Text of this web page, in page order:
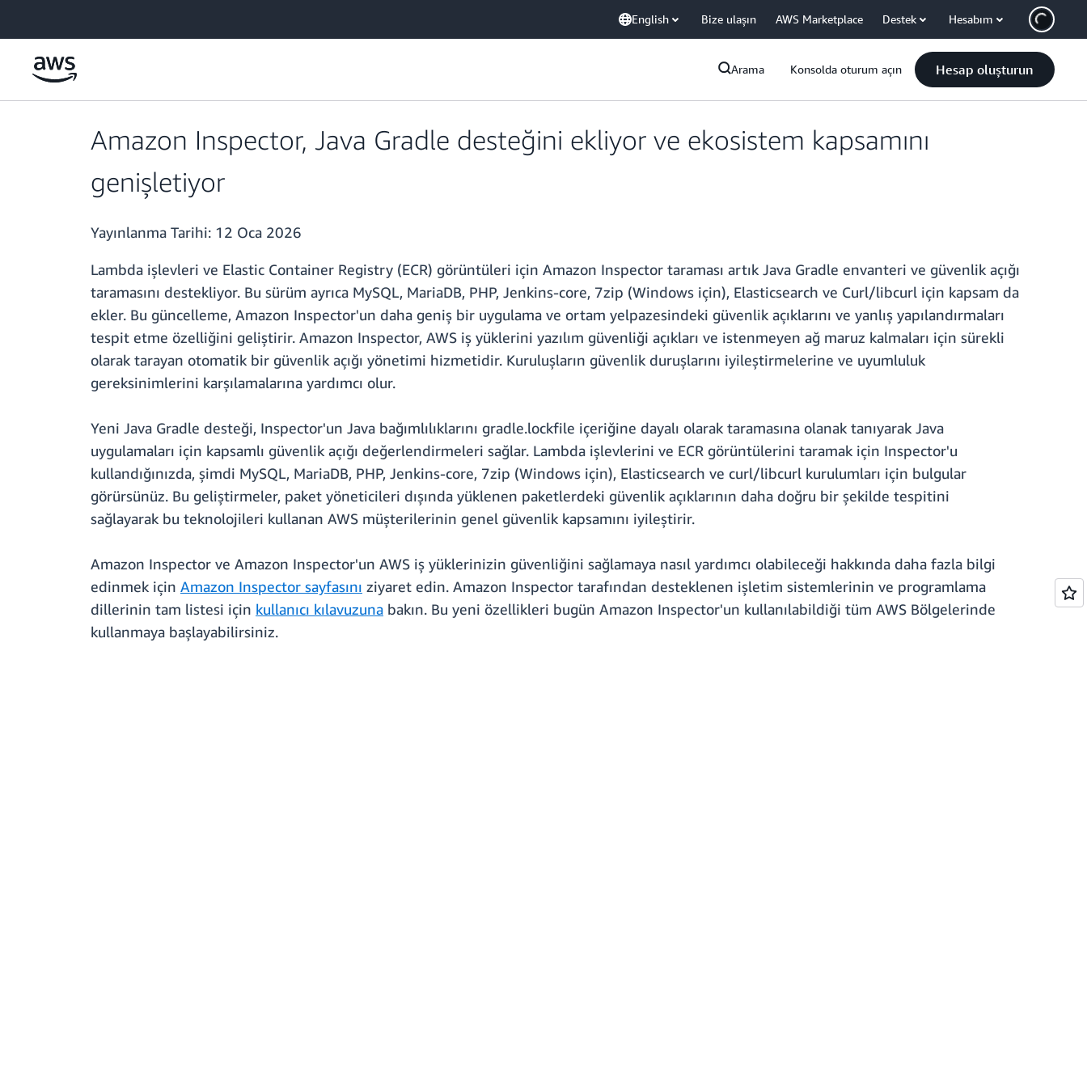
English Bize ulaşın AWS Marketplace Destek Hesabım
Arama Konsolda oturum açın Hesap oluşturun
Amazon Inspector, Java Gradle desteğini ekliyor ve ekosistem kapsamını
genişletiyor
Yayınlanma Tarihi: 12 Oca 2026
Lambda işlevleri ve Elastic Container Registry (ECR) görüntüleri için Amazon Inspector taraması artık Java Gradle envanteri ve güvenlik açığı
taramasını destekliyor. Bu sürüm ayrıca MySQL, MariaDB, PHP, Jenkins-core, 7zip (Windows için), Elasticsearch ve Curl/libcurl için kapsam da
ekler. Bu güncelleme, Amazon Inspector'un daha geniş bir uygulama ve ortam yelpazesindeki güvenlik açıklarını ve yanlış yapılandırmaları
tespit etme özelliğini geliştirir. Amazon Inspector, AWS iş yüklerini yazılım güvenliği açıkları ve istenmeyen ağ maruz kalmaları için sürekli
olarak tarayan otomatik bir güvenlik açığı yönetimi hizmetidir. Kuruluşların güvenlik duruşlarını iyileştirmelerine ve uyumluluk
gereksinimlerini karşılamalarına yardımcı olur.
Yeni Java Gradle desteği, Inspector'un Java bağımlılıklarını gradle.lockfile içeriğine dayalı olarak taramasına olanak tanıyarak Java
uygulamaları için kapsamlı güvenlik açığı değerlendirmeleri sağlar. Lambda işlevlerini ve ECR görüntülerini taramak için Inspector'u
kullandığınızda, şimdi MySQL, MariaDB, PHP, Jenkins-core, 7zip (Windows için), Elasticsearch ve curl/libcurl kurulumları için bulgular
görürsünüz. Bu geliştirmeler, paket yöneticileri dışında yüklenen paketlerdeki güvenlik açıklarının daha doğru bir şekilde tespitini
sağlayarak bu teknolojileri kullanan AWS müşterilerinin genel güvenlik kapsamını iyileştirir.
Amazon Inspector ve Amazon Inspector'un AWS iş yüklerinizin güvenliğini sağlamaya nasıl yardımcı olabileceği hakkında daha fazla bilgi
edinmek için Amazon Inspector sayfasını ziyaret edin. Amazon Inspector tarafından desteklenen işletim sistemlerinin ve programlama
dillerinin tam listesi için kullanıcı kılavuzuna bakın. Bu yeni özellikleri bugün Amazon Inspector'un kullanılabildiği tüm AWS Bölgelerinde
kullanmaya başlayabilirsiniz.